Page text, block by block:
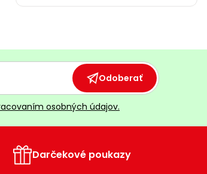
Odoberať
osobných údajov.
Darčekové poukazy